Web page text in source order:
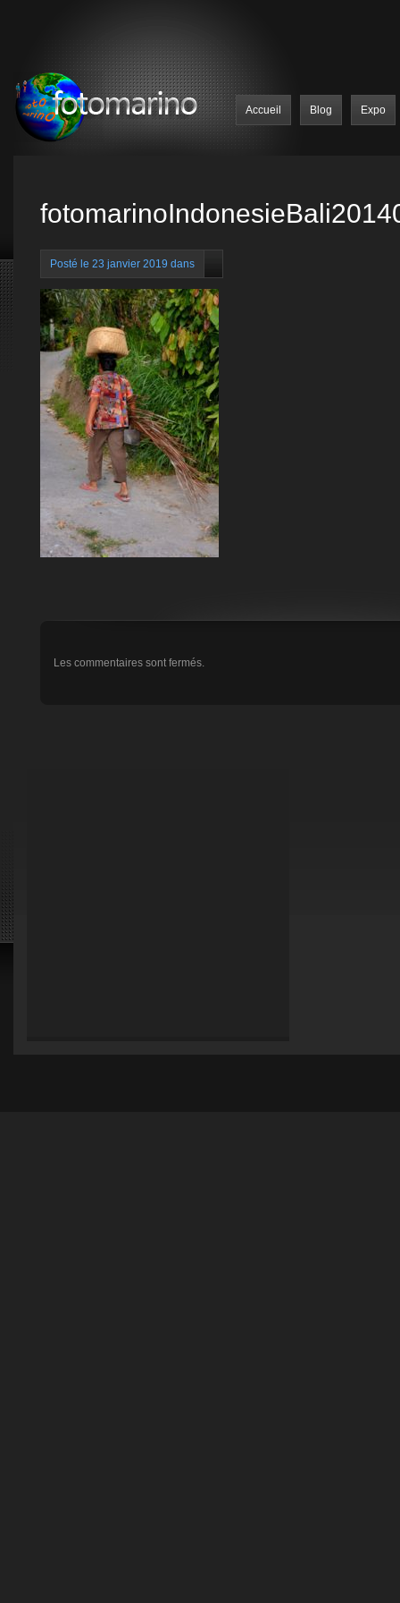
Accueil Blog Expo
Posté le 23 janvier 2019 dans
Les commentaires sont fermés.